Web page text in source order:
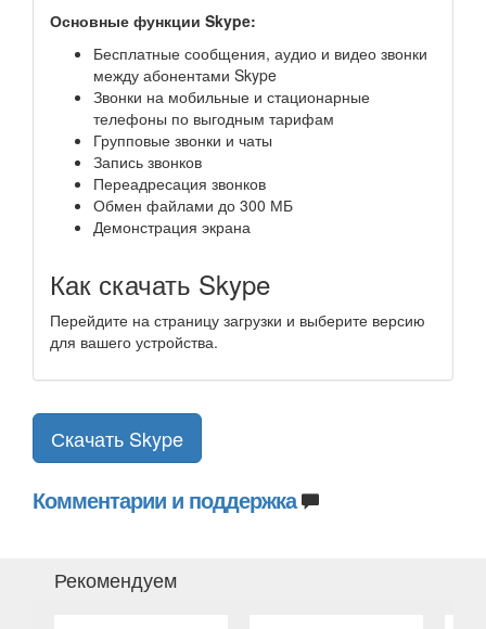
Основные функции Skype:
Бесплатные сообщения, аудио и видео звонки
между абонентами Skype
Звонки на мобильные и стационарные
телефоны по выгодным тарифам
Групповые звонки и чаты
Запись звонков
Переадресация звонков
Обмен файлами до 300 МБ
Демонстрация экрана
Как скачать Skype
Перейдите на страницу загрузки и выберите версию
для вашего устройства.
Скачать Skype
Комментарии и поддержка
Рекомендуем